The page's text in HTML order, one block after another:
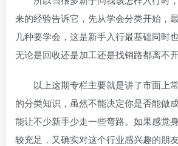
来的经验告诉它，先从学会分类开始，
几种要学会，这是新手入行最基础同时
无论是回收还是加工还是找销路都离不开
以上这期专栏主要就是讲了市面上
的分类知识，虽然不能决定你是否能做
能让不少新手少走一些弯路。如果感觉
较充足，又确实对这个行业感兴趣的朋